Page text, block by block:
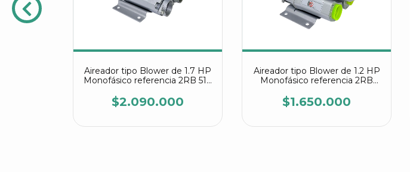
Aireador tipo Blower de 1.7 HP
Monofásico referencia 2RB 510
$2.090.000
Aireador tipo Blower de 1.2 HP
Monofásico referencia 2RB
$1.650.000